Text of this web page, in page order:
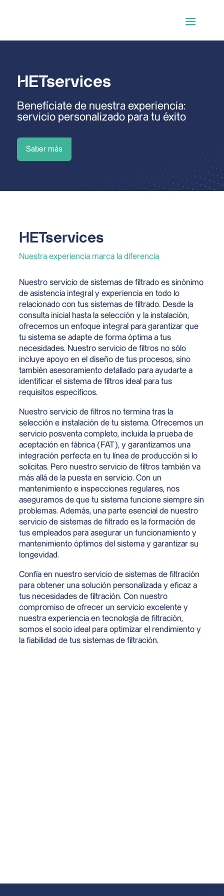
HETservices
Benefíciate de nuestra experiencia:
servicio personalizado para tu éxito
Saber más
HETservices
Nuestra experiencia marca la diferencia
Nuestro servicio de sistemas de filtrado es sinónimo
de asistencia integral y experiencia en todo lo
relacionado con tus sistemas de filtrado. Desde la
consulta inicial hasta la selección y la instalación,
ofrecemos un enfoque integral para garantizar que
tu sistema se adapte de forma óptima a tus
necesidades. Nuestro servicio de filtros no sólo
incluye apoyo en el diseño de tus procesos, sino
también asesoramiento detallado para ayudarte a
identificar el sistema de filtros ideal para tus
requisitos específicos.
Nuestro servicio de filtros no termina tras la
selección e instalación de tu sistema. Ofrecemos un
servicio posventa completo, incluida la prueba de
aceptación en fábrica (FAT), y garantizamos una
integración perfecta en tu línea de producción si lo
solicitas. Pero nuestro servicio de filtros también va
más allá de la puesta en servicio. Con un
mantenimiento e inspecciones regulares, nos
aseguramos de que tu sistema funcione siempre sin
problemas. Además, una parte esencial de nuestro
servicio de sistemas de filtrado es la formación de
tus empleados para asegurar un funcionamiento y
mantenimiento óptimos del sistema y garantizar su
longevidad.
Confía en nuestro servicio de sistemas de filtración
para obtener una solución personalizada y eficaz a
tus necesidades de filtración. Con nuestro
compromiso de ofrecer un servicio excelente y
nuestra experiencia en tecnología de filtración,
somos el socio ideal para optimizar el rendimiento y
la fiabilidad de tus sistemas de filtración.